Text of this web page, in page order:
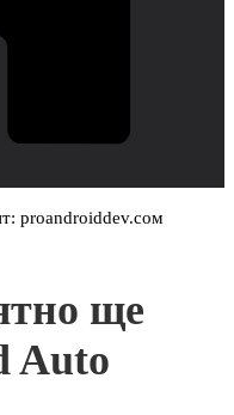
proandroiddev.cом
ще
Auto